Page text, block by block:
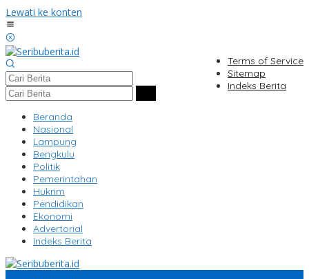
Lewati ke konten
Terms of Service
Sitemap
Indeks Berita
Beranda
Nasional
Lampung
Bengkulu
Politik
Pemerintahan
Hukrim
Pendidikan
Ekonomi
Advertorial
Indeks Berita